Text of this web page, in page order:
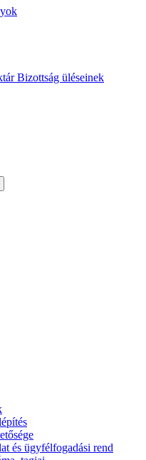
Bizottság üléseinek
és ügyfélfogadási rend